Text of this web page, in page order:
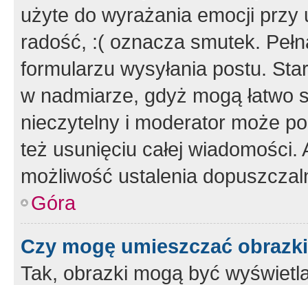
użyte do wyrażania emocji
radość, :( oznacza smutek.
formularzu wysyłania postu.
w nadmiarze, gdyż mogą
nieczytelny i moderator może
też usunięciu całej
możliwość ustalenia
Góra
Czy mogę umieszczać
Tak, obrazki mogą być